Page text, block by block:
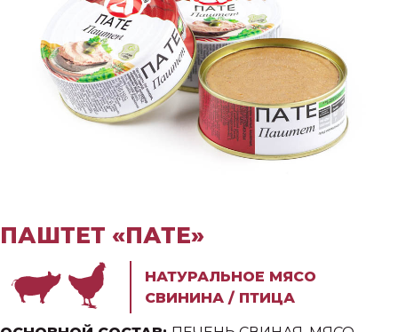
ПАШТЕТ «ПАТЕ»
НАТУРАЛЬНОЕ МЯСО
СВИНИНА / ПТИЦА